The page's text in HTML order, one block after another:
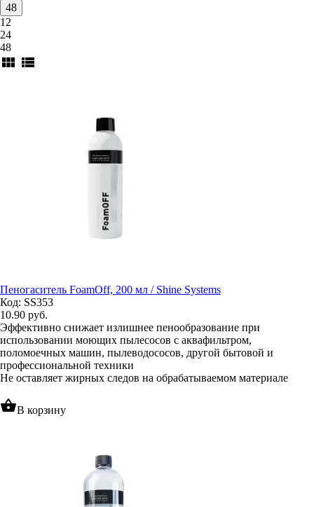
48
12
24
48
view_module view_list
Пеногаситель FoamOff, 200 мл / Shine Systems
Код: SS353
10.90 руб.
Эффективно снижает излишнее пенообразование при
использовании моющих пылесосов с аквафильтром,
поломоечных машин, пылеводососов, другой бытовой и
профессиональной техники
Не оставляет жирных следов на обрабатываемом материале
shopping_basketВ корзину